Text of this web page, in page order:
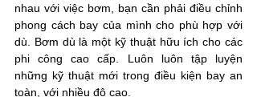
nhau với việc bơm, bạn cần phải điều chỉnh
phong cách bay của mình cho phù hợp với
dù. Bơm dù là một kỹ thuật hữu ích cho các
phi công cao cấp. Luôn luôn tập luyện
những kỹ thuật mới trong điều kiện bay an
toàn, với nhiều độ cao.